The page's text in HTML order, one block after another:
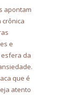
apontam
crônica
e
esfera da
que é
atento